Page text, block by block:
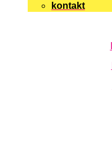
kontakt